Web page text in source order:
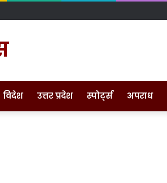
विदेश उत्तर प्रदेश स्पोर्ट्स अपराध